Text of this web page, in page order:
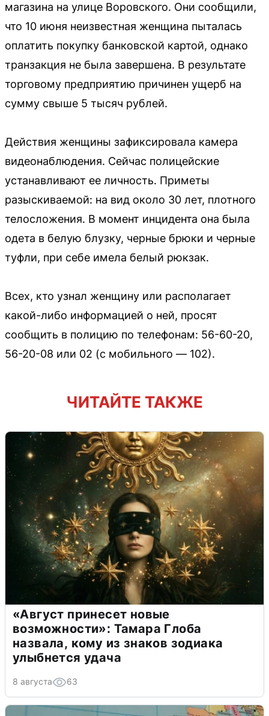
магазина на улице Воровского. Они сообщили,
что 10 июня неизвестная женщина пыталась
оплатить покупку банковской картой, однако
транзакция не была завершена. В результате
торговому предприятию причинен ущерб на
сумму свыше 5 тысяч рублей.
Действия женщины зафиксировала камера
видеонаблюдения. Сейчас полицейские
устанавливают ее личность. Приметы
разыскиваемой: на вид около 30 лет, плотного
телосложения. В момент инцидента она была
одета в белую блузку, черные брюки и черные
туфли, при себе имела белый рюкзак.
Всех, кто узнал женщину или располагает
какой-либо информацией о ней, просят
сообщить в полицию по телефонам: 56-60-20,
56-20-08 или 02 (с мобильного — 102).
ЧИТАЙТЕ ТАКЖЕ
«Август принесет новые
возможности»: Тамара Глоба
назвала, кому из знаков зодиака
улыбнется удача
8 августа 63